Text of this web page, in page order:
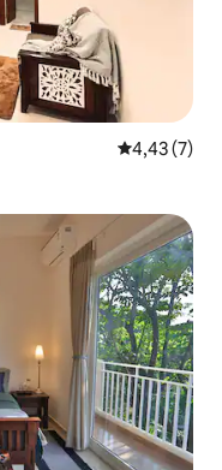
4,43 (7)